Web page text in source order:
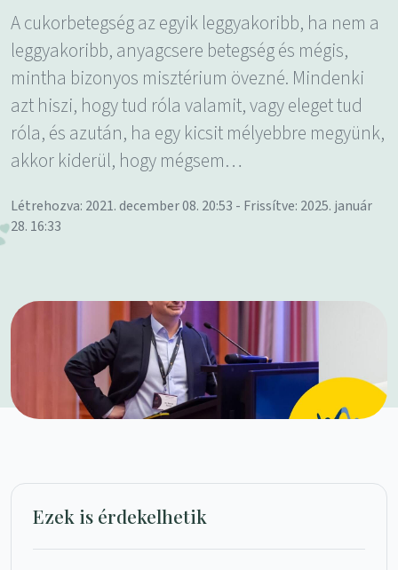
A cukorbetegség az egyik leggyakoribb, ha nem a
leggyakoribb, anyagcsere betegség és mégis,
mintha bizonyos misztérium övezné. Mindenki
azt hiszi, hogy tud róla valamit, vagy eleget tud
róla, és azután, ha egy kicsit mélyebbre megyünk,
akkor kiderül, hogy mégsem…
Létrehozva: 2021. december 08. 20:53 - Frissítve: 2025. január
28. 16:33
Ezek is érdekelhetik